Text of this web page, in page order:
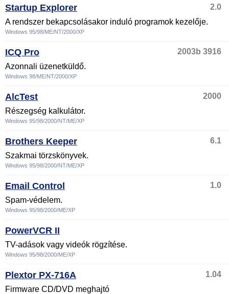
Startup Explorer
2.0
A rendszer bekapcsolásakor induló programok kezelője.
Windows 95/98/ME/NT/2000/XP
ICQ Pro
2003b 3916
Azonnali üzenetküldő.
Windows 98/ME/NT/2000/XP
AlcTest
2000
Részegség kalkulátor.
Windows 95/98/2000/NT/ME/XP
Brothers Keeper
6.1
Szakmai törzskönyvek.
Windows 95/98/2000/NT/ME/XP
Email Control
1.0
Spam-védelem.
Windows 95/98/2000/ME/XP
PowerVCR II
TV-adások vagy videók rögzítése.
Windows 95/98/2000/ME/XP
Plextor PX-716A
1.04
Firmware CD/DVD meghajtó